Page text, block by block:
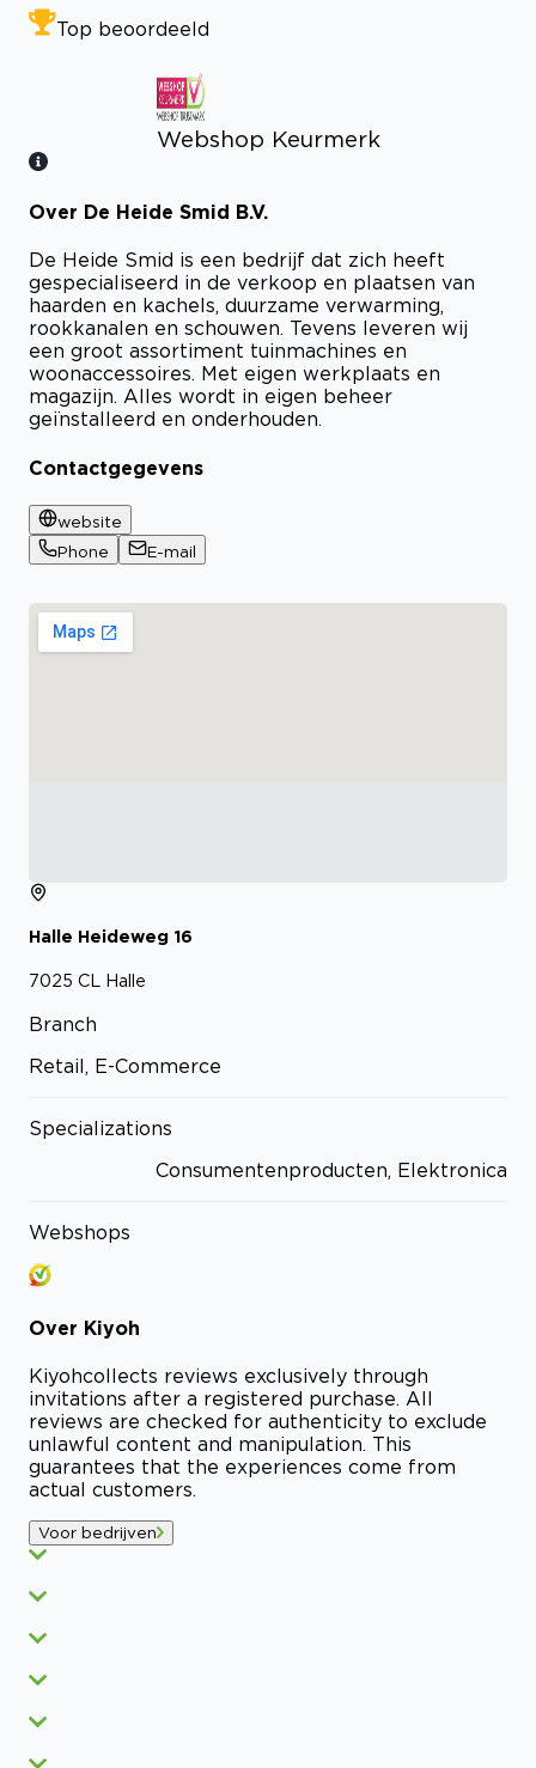
Top beoordeeld
Webshop Keurmerk
Bekijk certificaat
Over De Heide Smid B.V.
De Heide Smid is een bedrijf dat zich heeft
gespecialiseerd in de verkoop en plaatsen van
haarden en kachels, duurzame verwarming,
rookkanalen en schouwen. Tevens leveren wij
een groot assortiment tuinmachines en
woonaccessoires. Met eigen werkplaats en
magazijn. Alles wordt in eigen beheer
geïnstalleerd en onderhouden.
Contactgegevens
website
Phone
E-mail
Halle Heideweg 16
7025 CL Halle
Branch
Retail, E-Commerce
Specializations
Consumentenproducten, Elektronica
Webshops
Over Kiyoh
Kiyohcollects reviews exclusively through
invitations after a registered purchase. All
reviews are checked for authenticity to exclude
unlawful content and manipulation. This
guarantees that the experiences come from
actual customers.
Voor bedrijven